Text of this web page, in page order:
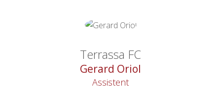
Terrassa FC
Gerard Oriol
Assistent